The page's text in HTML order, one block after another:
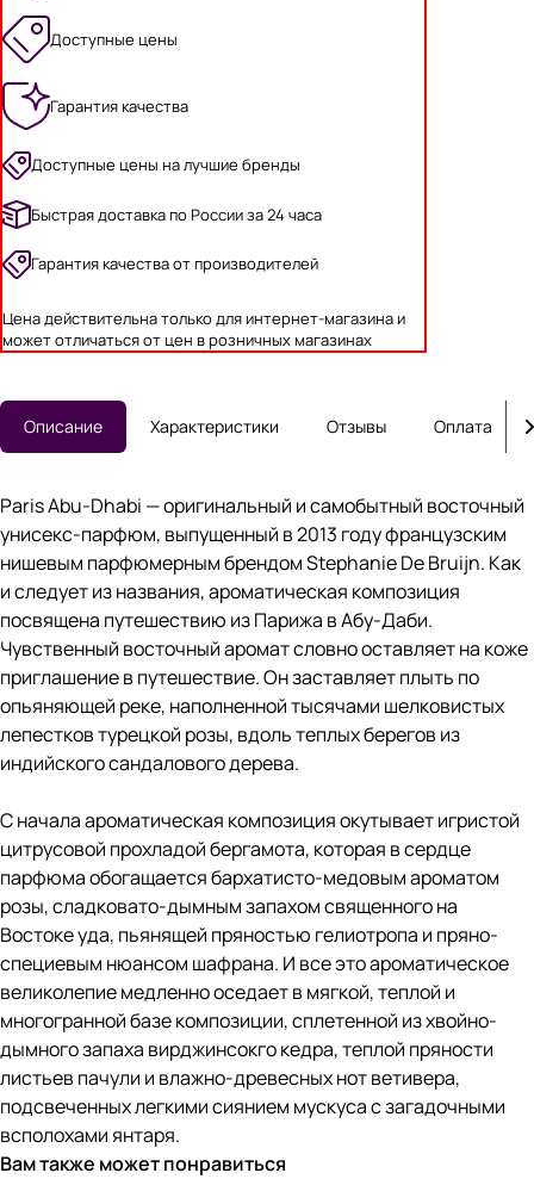
Доступные цены
Гарантия качества
Доступные цены на лучшие бренды
Быстрая доставка по России за 24 часа
Гарантия качества от производителей
Цена действительна только для интернет-магазина и
может отличаться от цен в розничных магазинах
Описание Характеристики Отзывы Оплата
Paris Abu-Dhabi — оригинальный и самобытный восточный
унисекс-парфюм, выпущенный в 2013 году французским
нишевым парфюмерным брендом Stephanie De Bruijn. Как
и следует из названия, ароматическая композиция
посвящена путешествию из Парижа в Абу-Даби.
Чувственный восточный аромат словно оставляет на коже
приглашение в путешествие. Он заставляет плыть по
опьяняющей реке, наполненной тысячами шелковистых
лепестков турецкой розы, вдоль теплых берегов из
индийского сандалового дерева.
С начала ароматическая композиция окутывает игристой
цитрусовой прохладой бергамота, которая в сердце
парфюма обогащается бархатисто-медовым ароматом
розы, сладковато-дымным запахом священного на
Востоке уда, пьянящей пряностью гелиотропа и пряно-
специевым нюансом шафрана. И все это ароматическое
великолепие медленно оседает в мягкой, теплой и
многогранной базе композиции, сплетенной из хвойно-
дымного запаха вирджинсокго кедра, теплой пряности
листьев пачули и влажно-древесных нот ветивера,
подсвеченных легкими сиянием мускуса с загадочными
всполохами янтаря.
Вам также может понравиться